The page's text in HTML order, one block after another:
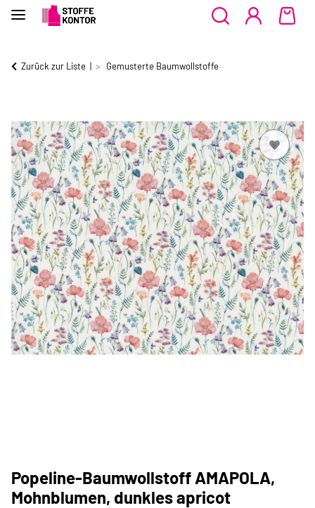
Zurück zur Liste Gemusterte Baumwollstoffe
Popeline-Baumwollstoff AMAPOLA,
Mohnblumen, dunkles apricot